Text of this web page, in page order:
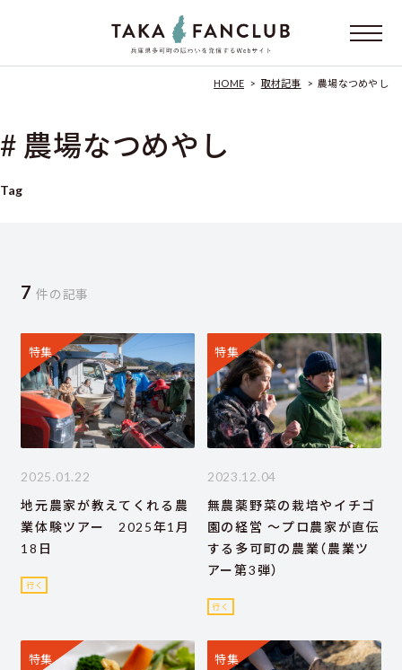
HOME > 取材記事 > 農場なつめやし
# 農場なつめやし
Tag
7 件の記事
特集
2025.01.22
地元農家が教えてくれる農
業体験ツアー 2025年1月
18日
行く
特集
2023.12.04
無農薬野菜の栽培やイチゴ
園の経営 ～プロ農家が直伝
する多可町の農業（農業ツ
アー第3弾）
行く
特集 特集